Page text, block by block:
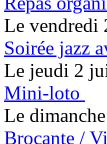
Le vendredi
Soirée jazz
Le jeudi 2
Mini-loto
Le
Brocante /